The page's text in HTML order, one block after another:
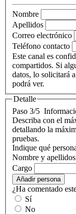
Nombre
Apellidos
Correo electrónico
Teléfono contacto
Este canal es
compartidos. Si
datos, lo solicitará
podrá ver.
Detalle
Paso 3/5
Describa con el
detallando la
pruebas.
Indique qué
Nombre y apellidos
Cargo
Añadir persona
¿Ha comentado
Sí
No